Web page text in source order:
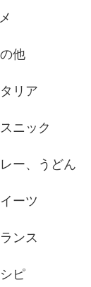
他
リア
ニック
ー、うどん
ーツ
ンス
ピ